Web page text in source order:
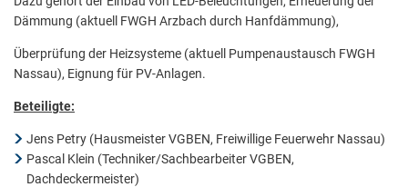
Dämmung (aktuell FWGH Arzbach durch Hanfdämmung),
Überprüfung der Heizsysteme (aktuell Pumpenaustausch FWGH
Nassau), Eignung für PV-Anlagen.
Beteiligte:
Jens Petry (Hausmeister VGBEN, Freiwillige Feuerwehr Nassau)
Pascal Klein (Techniker/Sachbearbeiter VGBEN,
Dachdeckermeister)